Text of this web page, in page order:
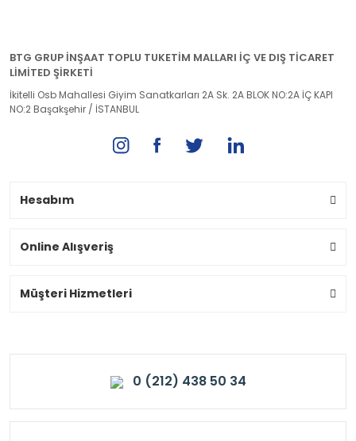
BTG GRUP İNŞAAT TOPLU TUKETİM MALLARI İÇ VE DIŞ TİCARET
LİMİTED ŞİRKETİ
İkitelli Osb Mahallesi Giyim Sanatkarları 2A Sk. 2A BLOK NO:2A İÇ KAPI
NO:2 Başakşehir / İSTANBUL
Hesabım
Online Alışveriş
Müşteri Hizmetleri
0 (212) 438 50 34